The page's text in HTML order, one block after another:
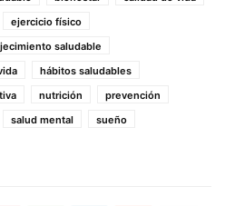
ejercicio físico
saludable
hábitos saludables
nutrición
prevención
salud mental
sueño